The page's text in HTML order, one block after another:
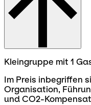
Kleingruppe mit 1
Im Preis inbegriffen
Organisation,
und CO2-